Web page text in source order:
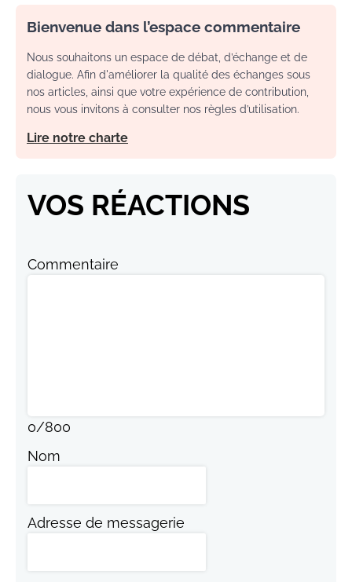
Bienvenue dans l’espace commentaire
Nous souhaitons un espace de débat, d’échange et de
dialogue. Afin d'améliorer la qualité des échanges sous
nos articles, ainsi que votre expérience de contribution,
nous vous invitons à consulter nos règles d’utilisation.
Lire notre charte
VOS RÉACTIONS
Commentaire
0/800
Nom
Adresse de messagerie